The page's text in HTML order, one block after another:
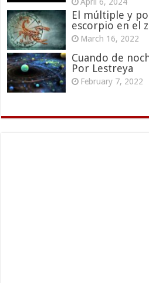
El múltiple y
escorpio en el
March 16, 2022
Cuando de
Por Lestreya
February 7, 2022